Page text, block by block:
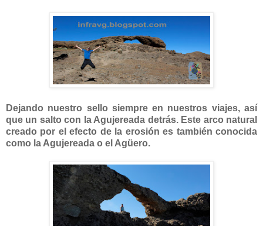
Dejando nuestro sello siempre en nuestros viajes, así
que un salto con la Agujereada detrás. Este arco natural
creado por el efecto de la erosión es también conocida
como la Agujereada o el Agüero.